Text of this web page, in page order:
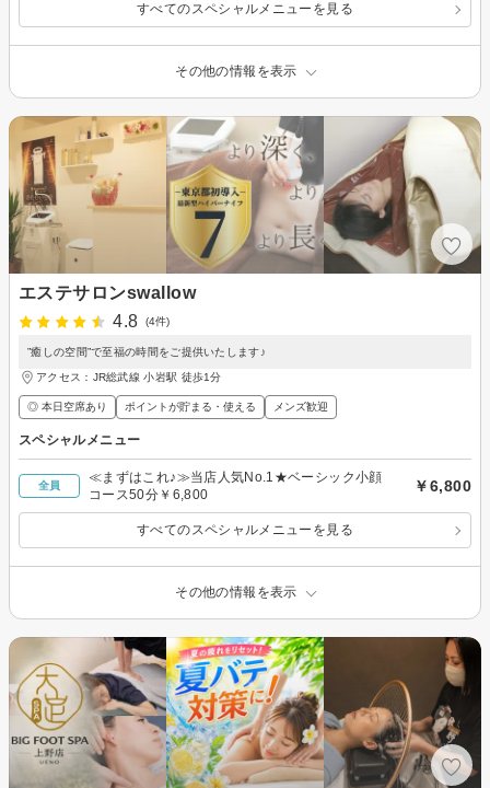
すべてのスペシャルメニューを見る
その他の情報を表示
エステサロンswallow
4.8
(4件)
”癒しの空間”で至福の時間をご提供いたします♪
アクセス：JR総武線 小岩駅 徒歩1分
◎ 本日空席あり ポイントが貯まる・使える メンズ歓迎
スペシャルメニュー
全員
≪まずはこれ♪≫当店人気No.1★ベーシック小顔
コース50分￥6,800
￥6,800
すべてのスペシャルメニューを見る
その他の情報を表示